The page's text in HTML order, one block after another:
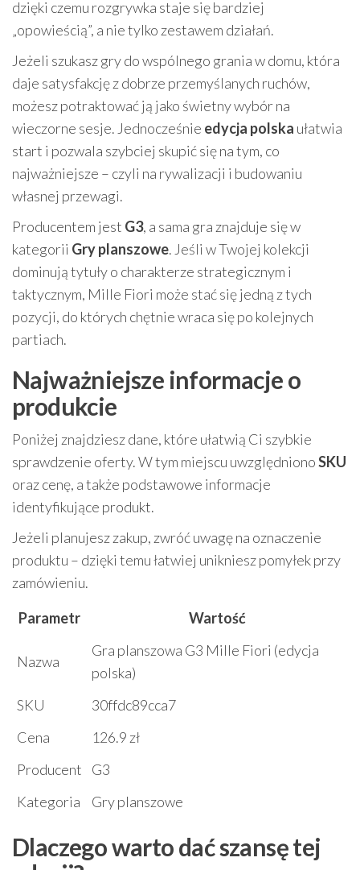
dzięki czemu rozgrywka staje się bardziej
„opowieścią”, a nie tylko zestawem działań.
Jeżeli szukasz gry do wspólnego grania w domu, która
daje satysfakcję z dobrze przemyślanych ruchów,
możesz potraktować ją jako świetny wybór na
wieczorne sesje. Jednocześnie edycja polska ułatwia
start i pozwala szybciej skupić się na tym, co
najważniejsze – czyli na rywalizacji i budowaniu
własnej przewagi.
Producentem jest G3, a sama gra znajduje się w
kategorii Gry planszowe. Jeśli w Twojej kolekcji
dominują tytuły o charakterze strategicznym i
taktycznym, Mille Fiori może stać się jedną z tych
pozycji, do których chętnie wraca się po kolejnych
partiach.
Najważniejsze informacje o
produkcie
Poniżej znajdziesz dane, które ułatwią Ci szybkie
sprawdzenie oferty. W tym miejscu uwzględnionoSKU
oraz cenę, a także podstawowe informacje
identyfikujące produkt.
Jeżeli planujesz zakup, zwróć uwagę na oznaczenie
produktu – dzięki temu łatwiej unikniesz pomyłek przy
zamówieniu.
Parametr
Wartość
Nazwa
Gra planszowa G3 Mille Fiori (edycja
polska)
SKU
30ffdc89cca7
Cena
126.9 zł
Producent
G3
Kategoria
Gry planszowe
Dlaczego warto dać szansę tej